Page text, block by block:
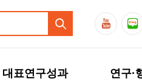
대표연구성과 연구·